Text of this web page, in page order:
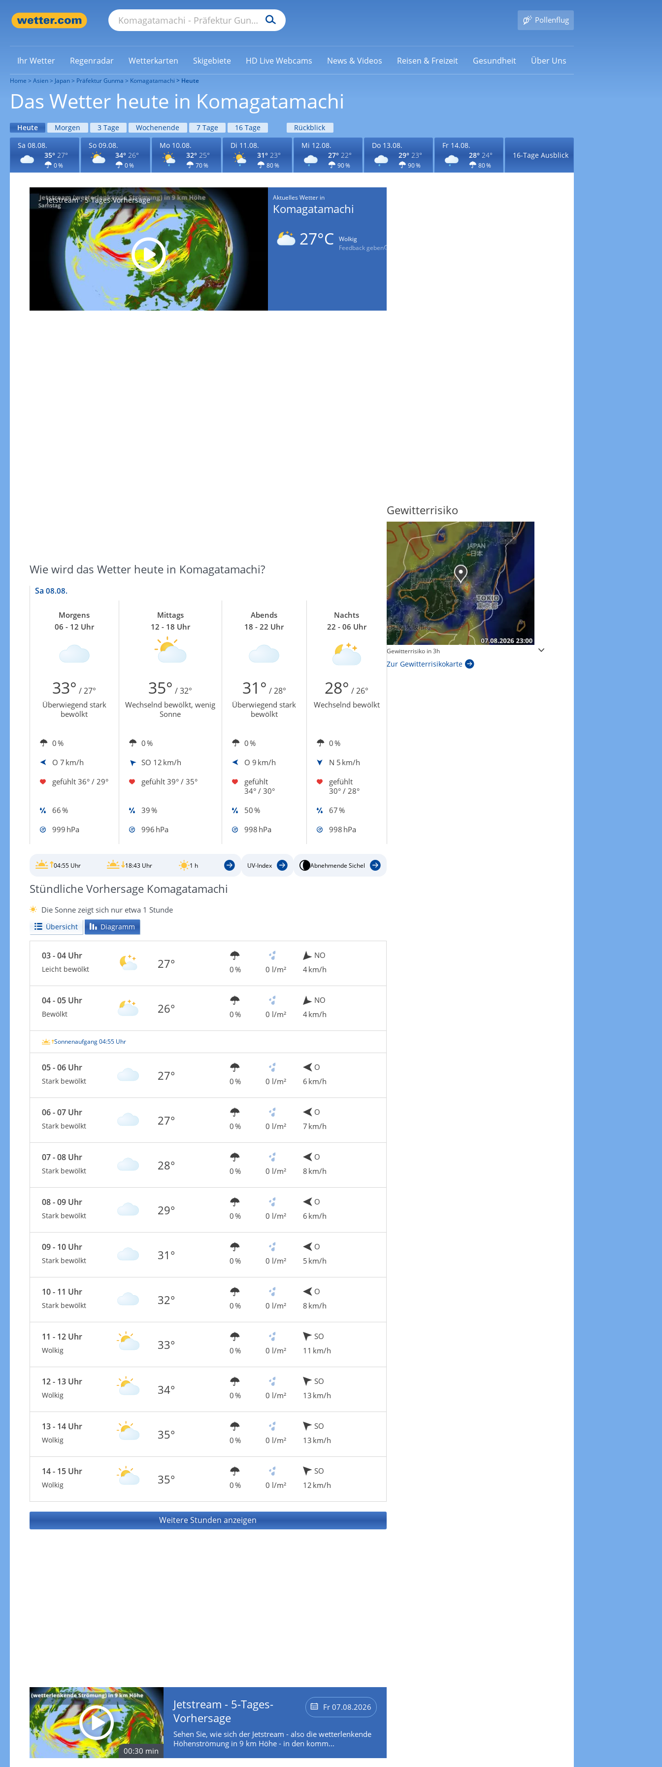
Pollenflug
Ihr Wetter Regenradar Wetterkarten Skigebiete HD Live Webcams News & Videos Reisen & Freizeit Gesundheit Über Uns
Home Asien Japan Präfektur Gunma Komagatamachi Heute
Das Wetter heute in Komagatamachi
Heute Morgen 3 Tage Wochenende 7 Tage 16 Tage
Rückblick
Sa 08.08.
35° 27°
0 %
So 09.08.
34° 26°
0 %
Mo 10.08.
32° 25°
70 %
Di 11.08.
31° 23°
80 %
Mi 12.08.
27° 22°
90 %
Do 13.08.
29° 23°
90 %
Fr 14.08.
28° 24°
80 %
16-Tage Ausblick
Jetstream - 5-Tages-Vorhersage Aktuelles Wetter in
Komagatamachi
27°C
Wolkig
Feedback geben
Wie wird das Wetter heute in Komagatamachi?
Sa 08.08.
Morgens
06 - 12 Uhr
Mittags
12 - 18 Uhr
Abends
18 - 22 Uhr
Nachts
22 - 06 Uhr
33° / 27° 35° / 32° 31° / 28° 28° / 26°
Überwiegend stark
bewölkt
Wechselnd bewölkt, wenig
Sonne
Überwiegend stark
bewölkt
Wechselnd bewölkt
0 % 0 % 0 %
0 %
O 7 km/h SO 12 km/h O 9 km/h N 5 km/h
gefühlt 36° / 29° gefühlt 39° / 35°
gefühlt
34° / 30°
gefühlt
30° / 28°
66 %
39 % 50 %
67 %
999 hPa
996 hPa 998 hPa 998 hPa
04:55 Uhr 18:43 Uhr 1 h UV-Index Abnehmende Sichel
Stündliche Vorhersage Komagatamachi
Die Sonne zeigt sich nur etwa 1 Stunde
Übersicht Diagramm
03 - 04 Uhr
Leicht bewölkt 27° 0 % 0 l/m²
NO
4 km/h
04 - 05 Uhr
Bewölkt 26° 0 % 0 l/m²
NO
4 km/h
Sonnenaufgang 04:55 Uhr
05 - 06 Uhr
Stark bewölkt 27° 0 % 0 l/m²
O
6 km/h
06 - 07 Uhr
Stark bewölkt 27° 0 % 0 l/m²
O
7 km/h
07 - 08 Uhr
Stark bewölkt 28° 0 % 0 l/m²
O
8 km/h
08 - 09 Uhr
Stark bewölkt 29° 0 % 0 l/m²
O
6 km/h
09 - 10 Uhr
Stark bewölkt 31° 0 % 0 l/m²
O
5 km/h
10 - 11 Uhr
Stark bewölkt 32° 0 % 0 l/m²
O
8 km/h
11 - 12 Uhr
Wolkig 33° 0 % 0 l/m²
SO
11 km/h
12 - 13 Uhr
Wolkig 34° 0 % 0 l/m²
SO
13 km/h
13 - 14 Uhr
Wolkig 35° 0 % 0 l/m²
SO
13 km/h
14 - 15 Uhr
Wolkig 35° 0 % 0 l/m²
SO
12 km/h
Weitere Stunden anzeigen
00:30 min
Fr 07.08.2026
Jetstream - 5-Tages-
Vorhersage
Sehen Sie, wie sich der Jetstream - also die wetterlenkende
Höhenströmung in 9 km Höhe - in den komm...
Windgeschwindigkeiten in 3h
Zur Windgeschwindigkeitenkarte
Sonnenschein heute
Zur Sonnenscheindauerkarte
Gewitterrisiko
Gewitterrisiko in 3h
Zur Gewitterrisikokarte
Windböen heute